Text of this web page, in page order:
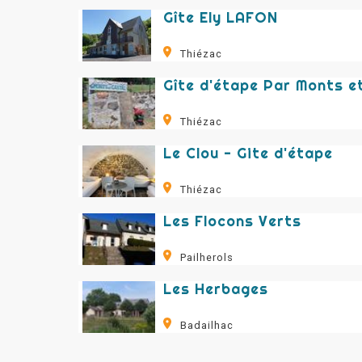
Gîte Ely LAFON
Thiézac
Thiézac
Le Clou - Gite d'étape
Thiézac
Les Flocons Verts
Pailherols
Les Herbages
Badailhac